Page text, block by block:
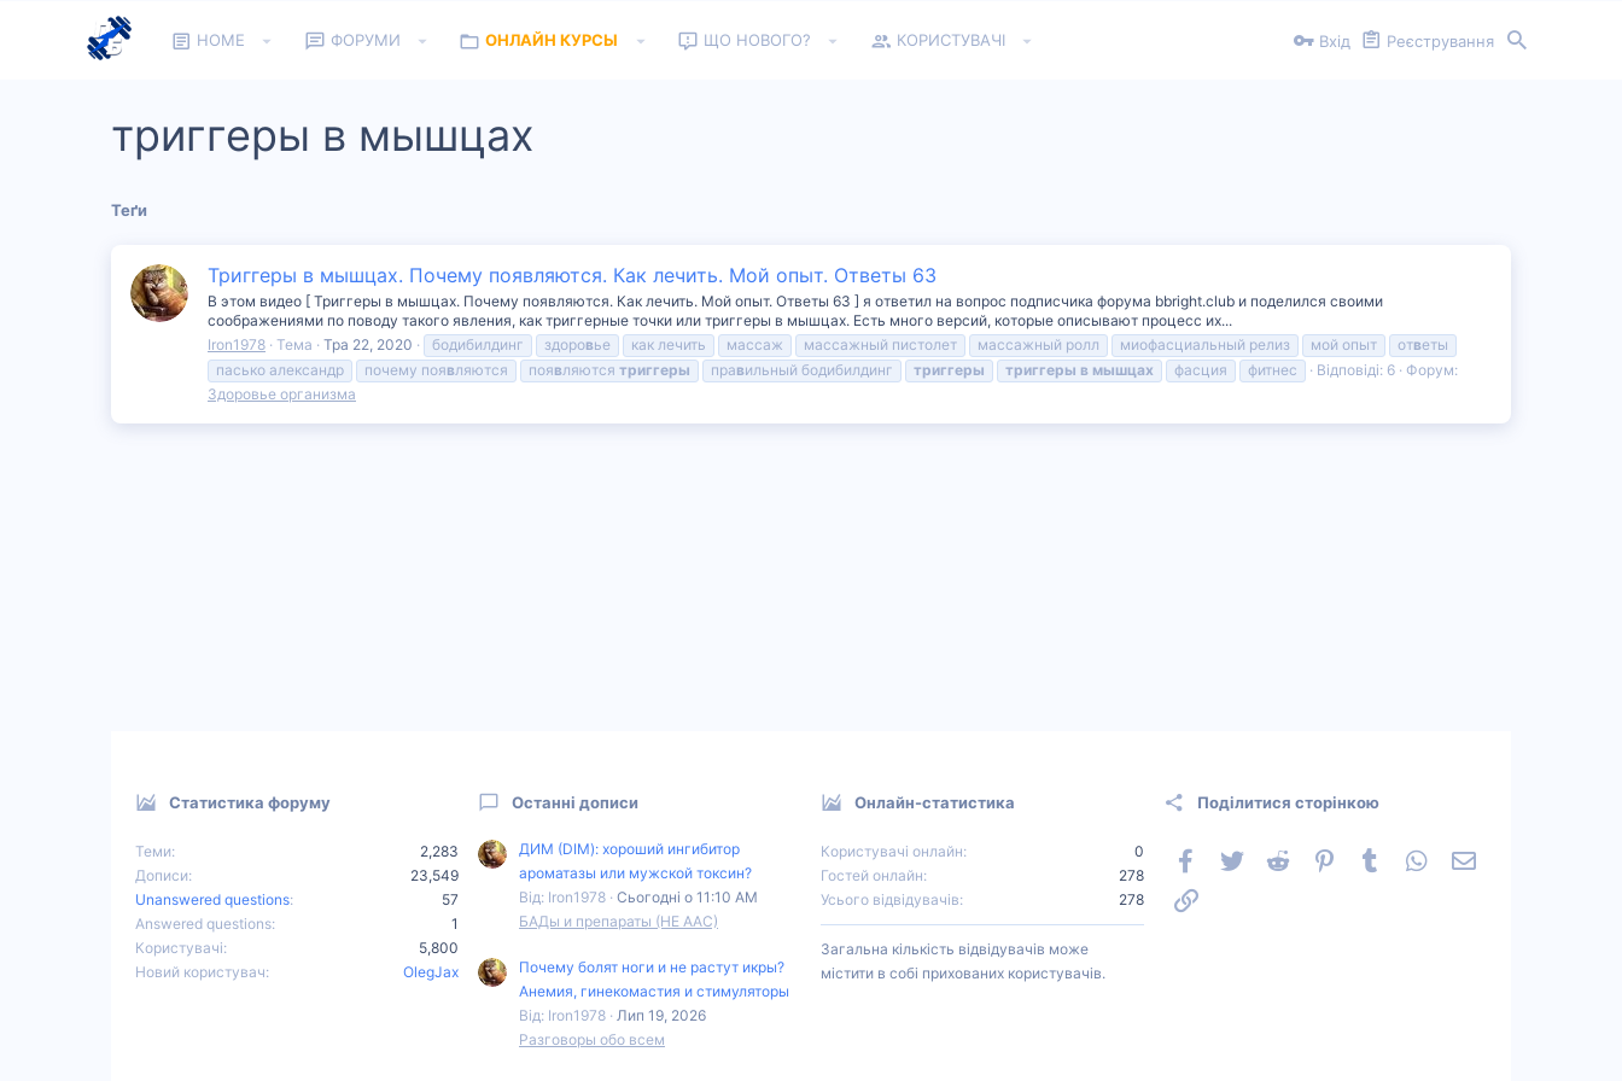
HOME ФОРУМИ ОНЛАЙН КУРСЫ ЩО НОВОГО? КОРИСТУВАЧІ Вхід Реєстрування
триггеры в мышцах
Теґи
Триггеры в мышцах. Почему появляются. Как лечить. Мой опыт. Ответы 63
В этом видео [ Триггеры в мышцах. Почему появляются. Как лечить. Мой опыт. Ответы 63 ] я ответил на вопрос подписчика форума bbright.club и поделился своими
соображениями по поводу такого явления, как триггерные точки или триггеры в мышцах. Есть много версий, которые описывают процесс их...
Iron1978 Тема Тра 22, 2020 бодибилдинг здоровье как лечить массаж массажный пистолет массажный ролл миофасциальный релиз мой опыт ответы
пасько александр
почему появляются появляются триггеры правильный бодибилдинг триггеры триггеры в мышцах фасция фитнес Відповіді: 6
Форум:
Здоровье организма
Статистика форуму
Теми
2,283
Дописи
23,549
Unanswered questions
57
Answered questions
1
Користувачі
5,800
Новий користувач
OlegJax
Останні дописи
ДИМ (DIM): хороший ингибитор
ароматазы или мужской токсин?
Від: Iron1978 Сьогодні о 11:10 AM
БАДы и препараты (НЕ ААС)
Почему болят ноги и не растут икры?
Анемия, гинекомастия и стимуляторы
Від: Iron1978 Лип 19, 2026
Разговоры обо всем
Онлайн-статистика
Користувачі онлайн
0
Гостей онлайн
278
Усього відвідувачів
278
Загальна кількість відвідувачів може
містити в собі прихованих користувачів.
Поділитися сторінкою
FacebookTwitter Reddit PinterestTumblr WhatsApp